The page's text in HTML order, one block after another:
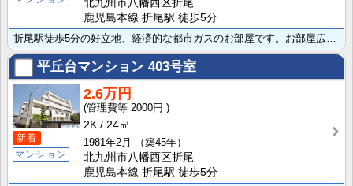
北九州市八幡西区折尾
鹿児島本線 折尾駅 徒歩5分
折尾駅徒歩5分の好立地、経済的な都市ガスのお部屋です。お部屋広々2K、バストイレ別で全室洋室、室内洗･･･
平丘台マンション 403号室
新着
マンション
2.6万円
2000円
2K
24㎡
1981年2月
（築45年）
北九州市八幡西区折尾
鹿児島本線 折尾駅 徒歩5分